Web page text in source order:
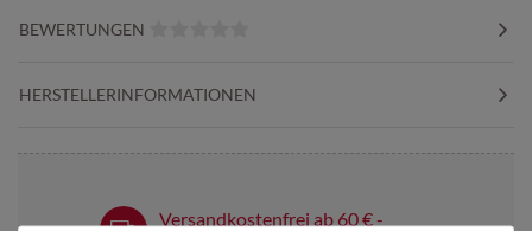
BEWERTUNGEN
HERSTELLERINFORMATIONEN
Versandkostenfrei ab 60 € -